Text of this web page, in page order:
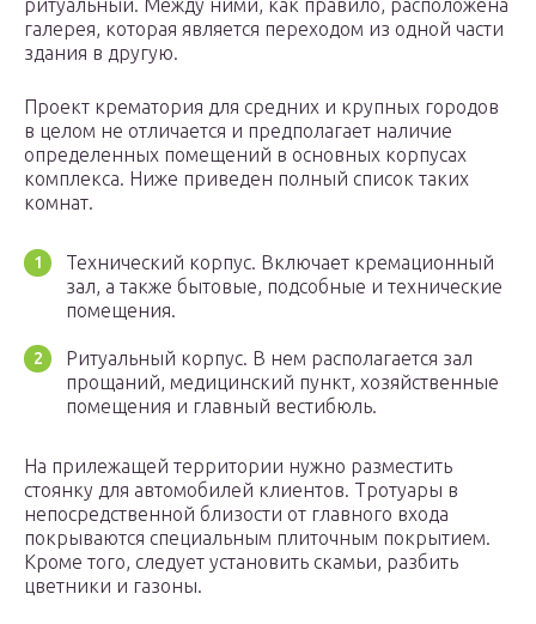
ритуальный. Между ними, как правило, расположена
галерея, которая является переходом из одной части
здания в другую.
Проект крематория для средних и крупных городов
в целом не отличается и предполагает наличие
определенных помещений в основных корпусах
комплекса. Ниже приведен полный список таких
комнат.
Технический корпус. Включает кремационный
зал, а также бытовые, подсобные и технические
помещения.
Ритуальный корпус. В нем располагается зал
прощаний, медицинский пункт, хозяйственные
помещения и главный вестибюль.
На прилежащей территории нужно разместить
стоянку для автомобилей клиентов. Тротуары в
непосредственной близости от главного входа
покрываются специальным плиточным покрытием.
Кроме того, следует установить скамьи, разбить
цветники и газоны.